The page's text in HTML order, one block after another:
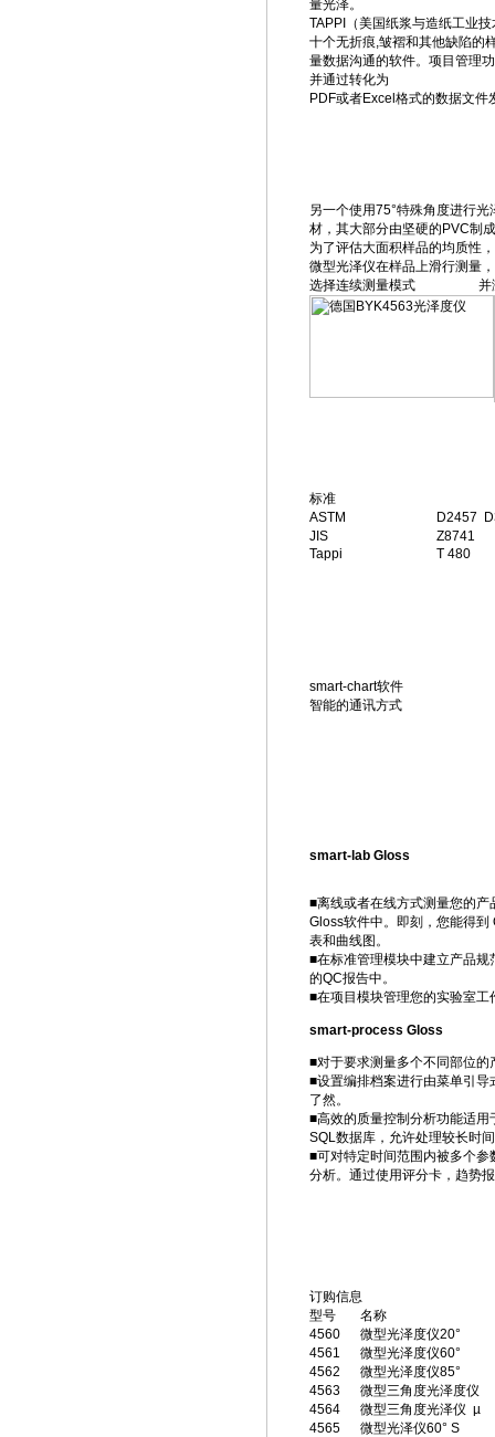
量光泽。
TAPPI（美国纸浆与造纸工业
十个无折痕,皱褶和其他缺陷的
量数据沟通的软件。项目管理
并通过转化为
PDF或者Excel格式的数据文件
另一个使用75°特殊角度进行
材，其大部分由坚硬的PVC制
为了评估大面积样品的均质性
微型光泽仪在样品上滑行测量
选择连续测量模式 并
标准
ASTM
D2457
JIS
Z8741
Tappi
T 480
smart-chart软件
智能的通讯方式
smart-lab Gloss
■离线或者在线方式测量您的
Gloss软件中。即刻，您能得到
表和曲线图。
■在标准管理模块中建立产品
的QC报告中。
■在项目模块管理您的实验室
smart-process Gloss
■对于要求测量多个不同部位
■设置编排档案进行由菜单引
了然。
■高效的质量控制分析功能适
SQL数据库，允许处理较长时
■可对特定时间范围内被多个
分析。通过使用评分卡，趋势
订购信息
型号
名称
4560
微型光泽度仪20°
4561
微型光泽度仪60°
4562
微型光泽度仪85°
4563
微型三角度光泽度仪
4564
微型三角度光泽仪 µ
4565
微型光泽仪60° S